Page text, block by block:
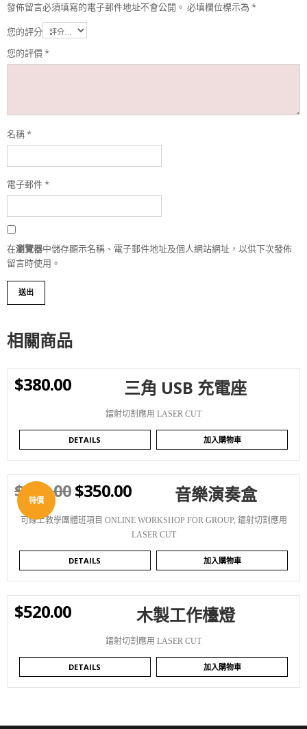
發佈留言必須填寫的電子郵件地址不會公開。 必填欄位標示為 *
您的評分
您的評價*
名稱*
電子郵件*
在瀏覽器中儲存顯示名稱、電子郵件地址及個人網站網址，以供下次發佈
留言時使用。
相關商品
$380.00 三角 USB 充電座
鐳射切割應用 LASER CUT
DETAILS 加入購物車
特價
WISHLIST
$410.00$350.00 音樂演奏盒
可線上教學團體班項目 ONLINE WORKSHOP FOR GROUP, 鐳射切割應用
LASER CUT
DETAILS 加入購物車
$520.00 木製工作檯燈
鐳射切割應用 LASER CUT
DETAILS 加入購物車